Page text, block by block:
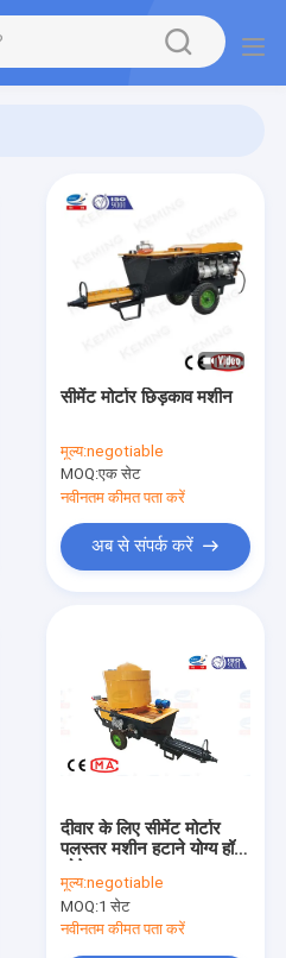
सीमेंट मोर्टार छिड़काव मशीन
मूल्य:negotiable
MOQ:एक सेट
नवीनतम कीमत पता करें
अब से संपर्क करें
दीवार के लिए सीमेंट मोर्टार
पलस्तर मशीन हटाने योग्य हॉपर
मूल्य:negotiable
MOQ:1 सेट
नवीनतम कीमत पता करें